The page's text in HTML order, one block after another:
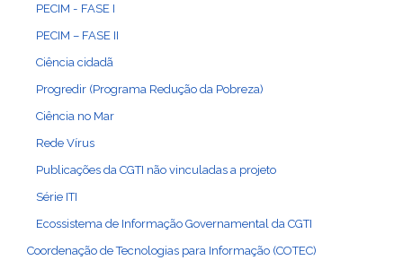
PECIM - FASE I
PECIM – FASE II
Ciência cidadã
Progredir (Programa Redução da Pobreza)
Ciência no Mar
Rede Vírus
Publicações da CGTI não vinculadas a projeto
Série ITI
Ecossistema de Informação Governamental da CGTI
Coordenação de Tecnologias para Informação (COTEC)